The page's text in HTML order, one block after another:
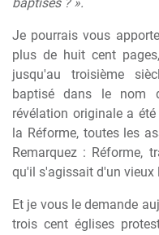
Je pourrais vous
plus de huit cent
jusqu'au troisième
baptisé dans le nom
révélation originale a
la Réforme, toutes les
Remarquez : Réforme,
qu'il s'agissait d'un vieux
Et je vous le demande
trois cent églises